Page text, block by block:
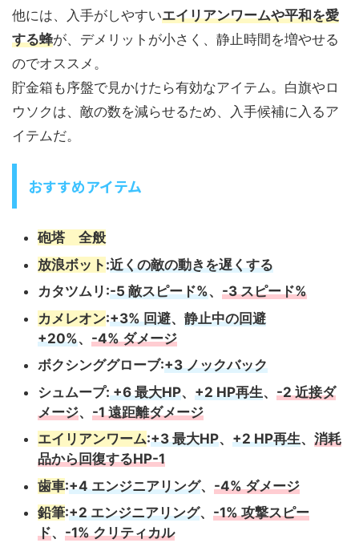
他には、入手がしやすいエイリアンワームや平和を愛
する蜂が、デメリットが小さく、静止時間を増やせる
のでオススメ。
貯金箱も序盤で見かけたら有効なアイテム。白旗やロ
ウソクは、敵の数を減らせるため、入手候補に入るア
イテムだ。
おすすめアイテム
砲塔 全般
放浪ボット :近くの敵の動きを遅くする
カタツムリ:-5 敵スピード%、 -3 スピード%
カメレオン:+3% 回避、 静止中の回避
+20%、 -4% ダメージ
ボクシンググローブ:+3 ノックバック
シュムープ: +6 最大HP、 +2 HP再生、 -2 近接ダ
メージ、 -1 遠距離ダメージ
エイリアンワーム:+3 最大HP、 +2 HP再生、 消耗
品から回復するHP-1
歯車:+4 エンジニアリング、 -4% ダメージ
鉛筆:+2 エンジニアリング、 -1% 攻撃スピー
ド、 -1% クリティカル